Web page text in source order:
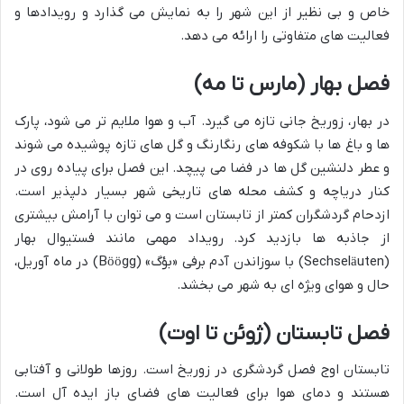
خاص و بی نظیر از این شهر را به نمایش می گذارد و رویدادها و
فعالیت های متفاوتی را ارائه می دهد.
فصل بهار (مارس تا مه)
در بهار، زوریخ جانی تازه می گیرد. آب و هوا ملایم تر می شود، پارک
ها و باغ ها با شکوفه های رنگارنگ و گل های تازه پوشیده می شوند
و عطر دلنشین گل ها در فضا می پیچد. این فصل برای پیاده روی در
کنار دریاچه و کشف محله های تاریخی شهر بسیار دلپذیر است.
ازدحام گردشگران کمتر از تابستان است و می توان با آرامش بیشتری
از جاذبه ها بازدید کرد. رویداد مهمی مانند فستیوال بهار
(Sechseläuten) با سوزاندن آدم برفی «بؤگ» (Böögg) در ماه آوریل،
حال و هوای ویژه ای به شهر می بخشد.
فصل تابستان (ژوئن تا اوت)
تابستان اوج فصل گردشگری در زوریخ است. روزها طولانی و آفتابی
هستند و دمای هوا برای فعالیت های فضای باز ایده آل است.